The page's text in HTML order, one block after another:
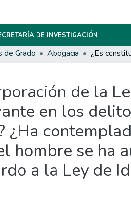
DE INVESTIGACIÓN
de Grado Abogacía
de la
en los
¿Ha
hombre se ha
a la Ley de